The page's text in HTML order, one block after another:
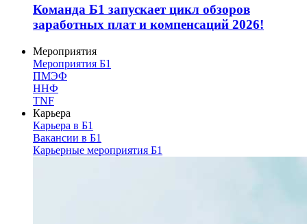
Команда Б1 запускает цикл обзоров
заработных плат и компенсаций 2026!
Мероприятия
Мероприятия Б1
ПМЭФ
ННФ
TNF
Карьера
Карьера в Б1
Вакансии в Б1
Карьерные мероприятия Б1